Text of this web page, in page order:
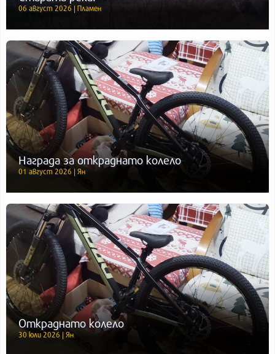
06 август 2026 | Пламен
Награда за откраднато колело
01 август 2026 | Ян
Откраднато колело
30 юли 2026 | Ян